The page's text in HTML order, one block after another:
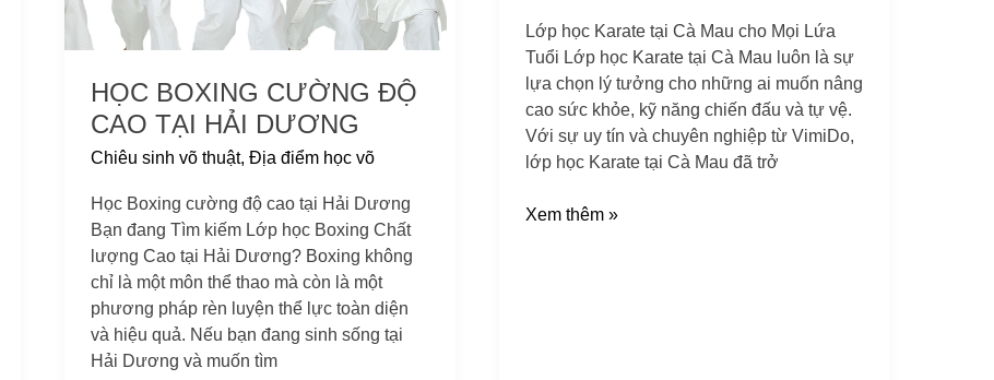
HỌC BOXING CƯỜNG ĐỘ
CAO TẠI HẢI DƯƠNG
Chiêu sinh võ thuật,Địa điểm học võ
Học Boxing cường độ cao tại Hải Dương
Bạn đang Tìm kiếm Lớp học Boxing Chất
lượng Cao tại Hải Dương? Boxing không
chỉ là một môn thể thao mà còn là một
phương pháp rèn luyện thể lực toàn diện
và hiệu quả. Nếu bạn đang sinh sống tại
Hải Dương và muốn tìm
Dương
Lớp học Karate tại Cà Mau cho Mọi Lứa
Tuổi Lớp học Karate tại Cà Mau luôn là sự
lựa chọn lý tưởng cho những ai muốn nâng
cao sức khỏe, kỹ năng chiến đấu và tự vệ.
Với sự uy tín và chuyên nghiệp từ VimiDo,
lớp học Karate tại Cà Mau đã trở
Mọi
Lứa
Tuổi
năm
2025
Xem thêm »